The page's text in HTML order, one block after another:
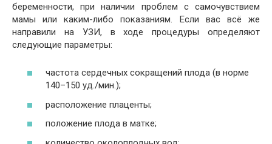
беременности, при наличии проблем с самочувствием
мамы или каким-либо показаниям. Если вас всё же
направили на УЗИ, в ходе процедуры определяют
следующие параметры:
частота сердечных сокращений плода (в норме
140–150 уд./мин.);
расположение плаценты;
положение плода в матке;